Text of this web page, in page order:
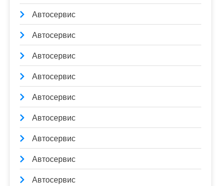
Автосервис
Автосервис
Автосервис
Автосервис
Автосервис
Автосервис
Автосервис
Автосервис
Автосервис